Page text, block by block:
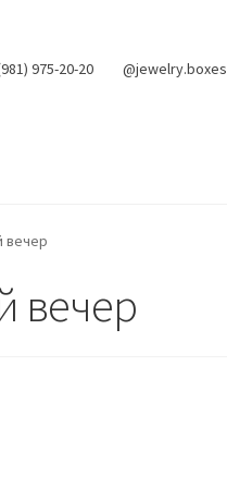
975-20-20 @jewelry.boxes
вечер
вечер